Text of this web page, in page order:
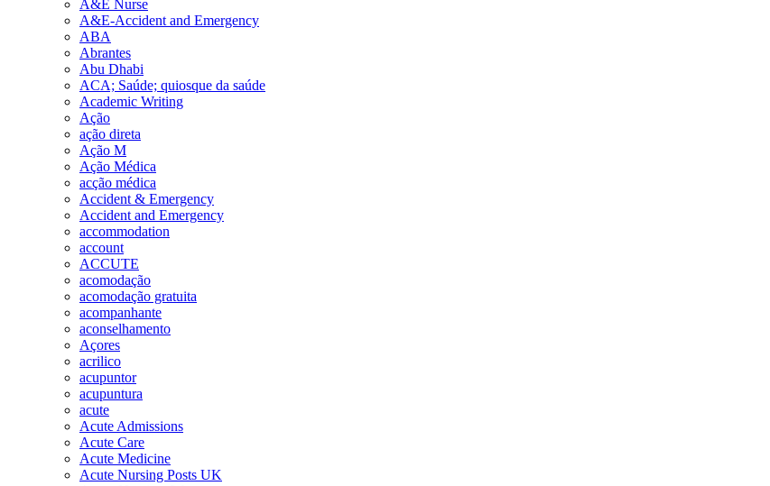
A&E Nurse
A&E-Accident and Emergency
ABA
Abrantes
Abu Dhabi
ACA; Saúde; quiosque da saúde
Academic Writing
Ação
ação direta
Ação M
Ação Médica
acção médica
Accident & Emergency
Accident and Emergency
accommodation
account
ACCUTE
acomodação
acomodação gratuita
acompanhante
aconselhamento
Açores
acrilico
acupuntor
acupuntura
acute
Acute Admissions
Acute Care
Acute Medicine
Acute Nursing Posts UK